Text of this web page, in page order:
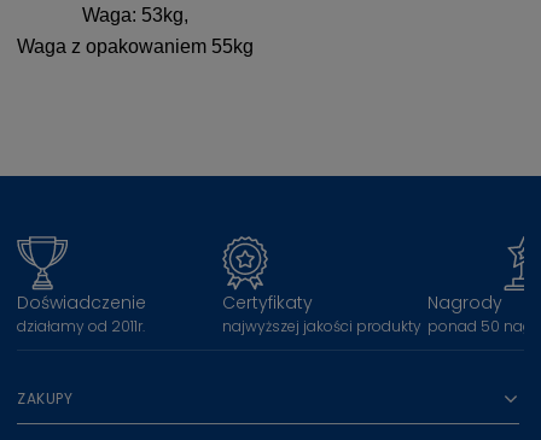
Waga: 53kg,
Waga z opakowaniem 55kg
Doświadczenie
działamy od 2011r.
Certyfikaty
najwyższej jakości produkty
Nagrody
ponad 50
ZAKUPY